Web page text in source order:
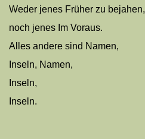
Weder jenes Früher zu bejahen,
noch jenes Im Voraus.
Alles andere sind Namen,
Inseln, Namen,
Inseln,
Inseln.